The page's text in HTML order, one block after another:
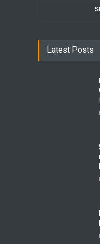
Latest Posts